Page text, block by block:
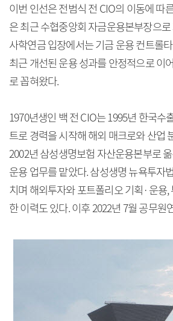
이번 인선은 전범식 전 CIO의 이동에 따
은 최근 수협중앙회 자금운용본부장으
사학연금 입장에서는 기금 운용 컨트롤
최근 개선된 운용 성과를 안정적으로 이
로 꼽혀왔다.
1970년생인 백 전 CIO는 1995년 한국수
트로 경력을 시작해 해외 매크로와 산업
2002년 삼성생명보험 자산운용본부로
운용 업무를 맡았다. 삼성생명 뉴욕투자
치며 해외투자와 포트폴리오 기획·운용
한 이력도 있다. 이후 2022년 7월 공무원